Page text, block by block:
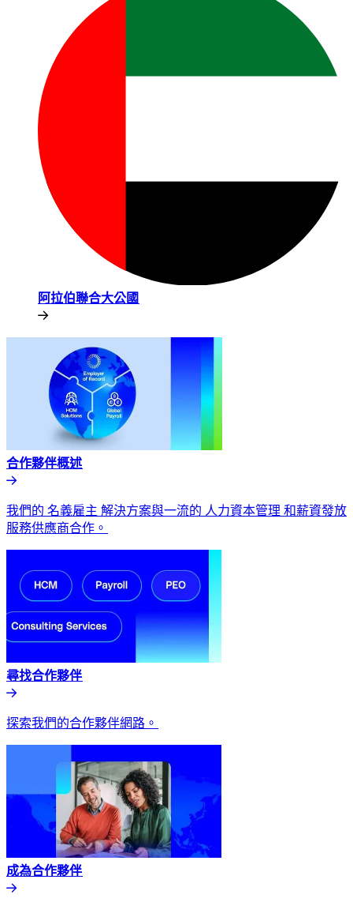
阿拉伯聯合大公國​​
合作夥伴概述​​
我們的 名義雇主 解決方案與一流的 人力資本管理 和薪資發放
服務供應商合作。​​
尋找合作夥伴​​
探索我們的合作夥伴網路。​​
成為合作夥伴​​